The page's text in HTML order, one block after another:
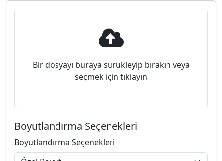
Bir dosyayı buraya sürükleyip bırakın veya
seçmek için tıklayın
Boyutlandırma Seçenekleri
Boyutlandırma Seçenekleri